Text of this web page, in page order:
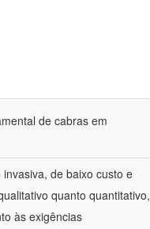
de cabras em
de baixo custo e
quanto quantitativo,
às exigências